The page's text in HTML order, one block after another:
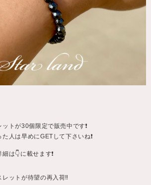
トが30個限定で販売中です❗️
人は早めにGETして下さいね❗️
は👇に載せます❗️
ットが待望の再入荷‼︎